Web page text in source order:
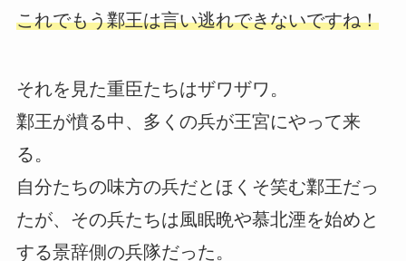
これでもう鄴王は言い逃れできないですね！
それを見た重臣たちはザワザワ。
鄴王が憤る中、多くの兵が王宮にやって来
る。
自分たちの味方の兵だとほくそ笑む鄴王だっ
たが、その兵たちは風眠晩や慕北湮を始めと
する景辞側の兵隊だった。